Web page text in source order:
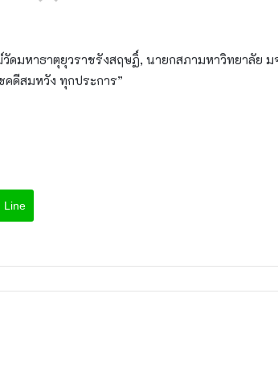
ดมหาธาตุยุวราชรังสฤษฏิ์, นายกสภามหาวิทยาลัย ม
ดีสมหวัง ทุกประการ”
Line